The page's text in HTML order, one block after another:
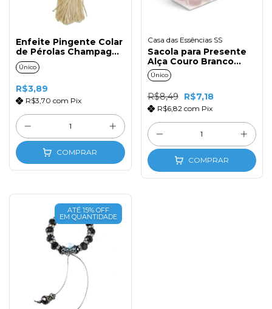
Enfeite Pingente Colar
de Pérolas Champagne
(1un)
Único
R$3,89
R$3,70 com Pix
COMPRAR
Casa das Essências SS
Sacola para Presente
Alça Couro Branco
21X22X11
Único
R$8,49 R$7,18
R$6,82 com Pix
COMPRAR
ATÉ 15% OFF
EM QUANTIDADE